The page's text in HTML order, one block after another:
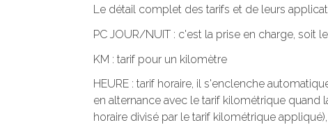
Le détail complet des tarifs et de leurs
PC JOUR/NUIT : c'est la prise en charge,
KM : tarif pour un kilomètre
HEURE : tarif horaire, il s'enclenche
en alternance avec le tarif kilométrique quand
horaire divisé par le tarif kilométrique